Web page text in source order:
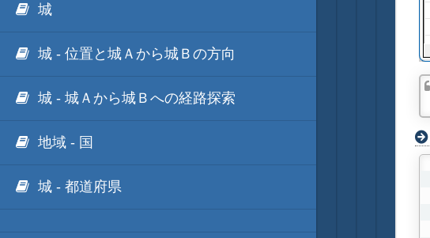
城
城 - 位置と城Ａから城Ｂの方向
城 - 城Ａから城Ｂへの経路探索
地域 - 国
城 - 都道府県